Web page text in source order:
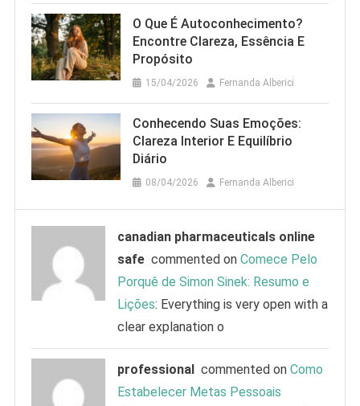
O Que É Autoconhecimento?
Encontre Clareza, Essência E
Propósito
15/04/2026 Fernanda Alberici
Conhecendo Suas Emoções:
Clareza Interior E Equilíbrio
Diário
08/04/2026 Fernanda Alberici
canadian pharmaceuticals online
safe commented onComece Pelo
Porquê de Simon Sinek: Resumo e
Lições: Everything is very open with a
clear explanation o
professional commented onComo
Estabelecer Metas Pessoais